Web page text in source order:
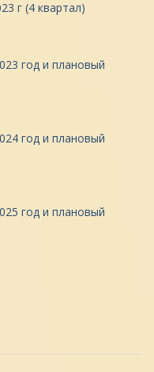
г (4 квартал)
год и плановый
год и плановый
год и плановый